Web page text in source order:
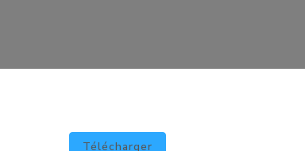
Télécharger